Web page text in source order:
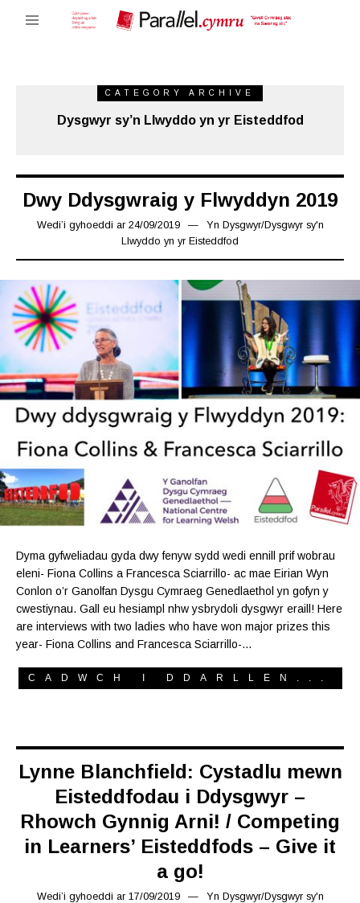
CATEGORY ARCHIVE
Dysgwyr sy’n Llwyddo yn yr Eisteddfod
Dwy Ddysgwraig y Flwyddyn 2019
Wedi’i gyhoeddi ar 24/09/201925/09/2019
Yn Dysgwyr/Dysgwyr sy'n
Llwyddo yn yr Eisteddfod
Dyma gyfweliadau gyda dwy fenyw sydd wedi ennill prif wobrau
eleni- Fiona Collins a Francesca Sciarrillo- ac mae Eirian Wyn
Conlon o’r Ganolfan Dysgu Cymraeg Genedlaethol yn gofyn y
cwestiynau. Gall eu hesiampl nhw ysbrydoli dysgwyr eraill! Here
are interviews with two ladies who have won major prizes this
year- Fiona Collins and Francesca Sciarrillo-…
CADWCH I DDARLLEN...
Lynne Blanchfield: Cystadlu mewn
Eisteddfodau i Ddysgwyr –
Rhowch Gynnig Arni! / Competing
in Learners’ Eisteddfods – Give it
a go!
Wedi’i gyhoeddi ar 17/09/201917/09/2019
Yn Dysgwyr/Dysgwyr sy'n